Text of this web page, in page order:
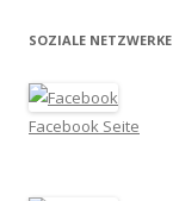
SOZIALE NETZWERKE
Facebook Seite